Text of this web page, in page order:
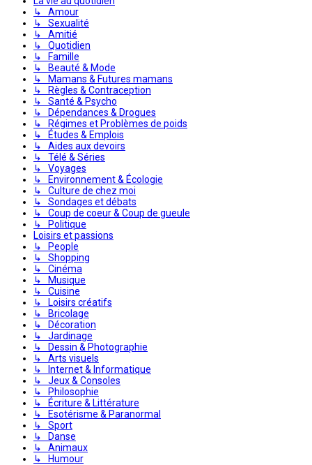
↳ Amour
↳ Sexualité
↳ Amitié
↳ Quotidien
↳ Famille
↳ Beauté & Mode
↳ Mamans & Futures mamans
↳ Règles & Contraception
↳ Santé & Psycho
↳ Dépendances & Drogues
↳ Régimes et Problèmes de poids
↳ Études & Emplois
↳ Aides aux devoirs
↳ Télé & Séries
↳ Voyages
↳ Environnement & Écologie
↳ Culture de chez moi
↳ Sondages et débats
↳ Coup de coeur & Coup de gueule
↳ Politique
Loisirs et passions
↳ People
↳ Shopping
↳ Cinéma
↳ Musique
↳ Cuisine
↳ Loisirs créatifs
↳ Bricolage
↳ Décoration
↳ Jardinage
↳ Dessin & Photographie
↳ Arts visuels
↳ Internet & Informatique
↳ Jeux & Consoles
↳ Philosophie
↳ Écriture & Littérature
↳ Esotérisme & Paranormal
↳ Sport
↳ Danse
↳ Animaux
↳ Humour